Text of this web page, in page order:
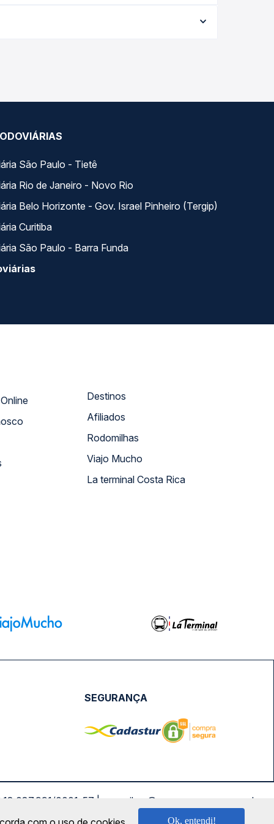
em tempo real e garante a melhor oferta
São Paulo - Tietê
Rio de Janeiro - Novo Rio
Belo Horizonte - Gov. Israel Pinheiro (Tergip)
Curitiba
São Paulo - Barra Funda
Atendimento Online
Destinos
Afiliados
Rodomilhas
Viajo Mucho
La terminal Costa Rica
SEGURANÇA
0001-57 | saconibus@queropassagem.com.br
Ok, entendi!